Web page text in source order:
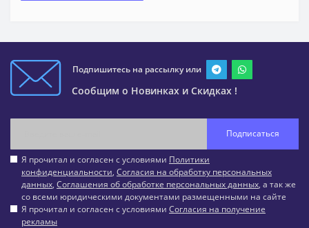
Подпишитесь на рассылку или
Сообщим о Новинках и Скидках !
Подписаться
Я прочитал и согласен с условиями Политики
конфиденциальности, Согласия на обработку персональных
данных, Соглашения об обработке персональных данных, а так же
со всеми юридическими документами размещенными на сайте
Я прочитал и согласен с условиями Согласия на получение
рекламы